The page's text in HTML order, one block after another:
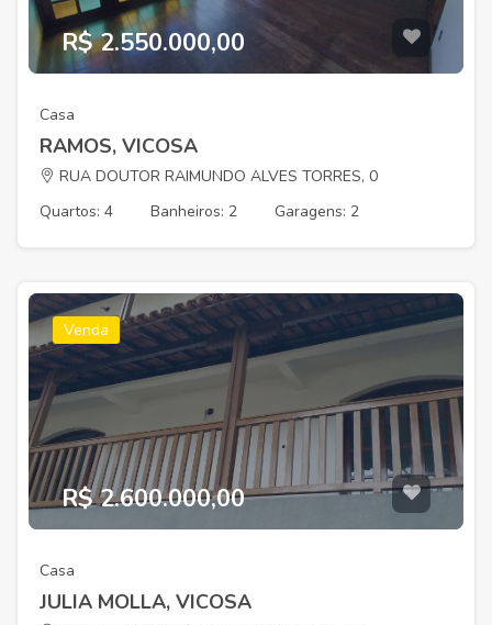
R$ 2.550.000,00
Casa
RAMOS, VICOSA
RUA DOUTOR RAIMUNDO ALVES TORRES, 0
Quartos: 4
Banheiros: 2 Garagens: 2
Venda
R$ 2.600.000,00
Casa
JULIA MOLLA, VICOSA